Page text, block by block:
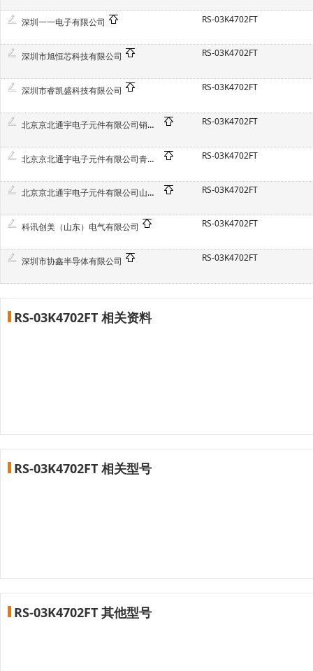
深圳一一电子有限公司 RS-03K4702FT
深圳市旭恒芯科技有限公司 RS-03K4702FT
深圳市睿凯盛科技有限公司 RS-03K4702FT
北京京北通宇电子元件有限公司销售一部 RS-03K4702FT
北京京北通宇电子元件有限公司青岛分公司 RS-03K4702FT
北京京北通宇电子元件有限公司山东分公司 RS-03K4702FT
科讯创美（山东）电气有限公司 RS-03K4702FT
深圳市协鑫半导体有限公司 RS-03K4702FT
RS-03K4702FT 相关资料
RS-03K4702FT 相关型号
RS-03K4702FT 其他型号